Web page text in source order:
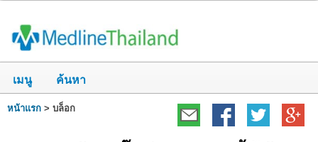
เมนู ค้นหา
หน้าแรก > บล็อก